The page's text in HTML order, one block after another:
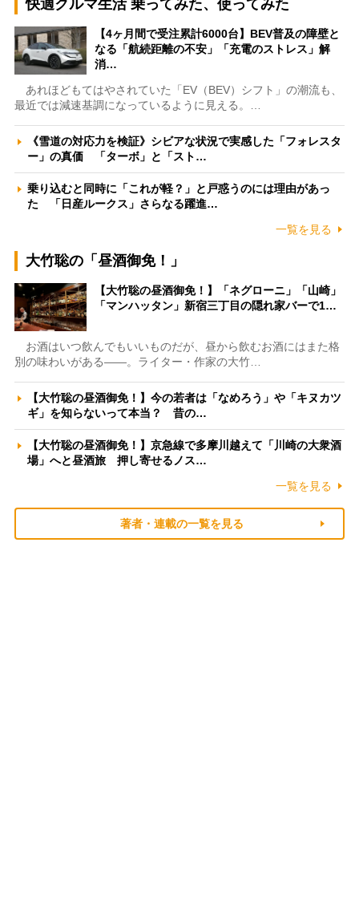
快適クルマ生活 乗ってみた、使ってみた
【4ヶ月間で受注累計6000台】BEV普及の障壁と
なる「航続距離の不安」「充電のストレス」解
消…
あれほどもてはやされていた「EV（BEV）シフト」の潮流も、
最近では減速基調になっているように見える。…
《雪道の対応力を検証》シビアな状況で実感した「フォレスタ
ー」の真価 「ターボ」と「スト…
乗り込むと同時に「これが軽？」と戸惑うのには理由があっ
た 「日産ルークス」さらなる躍進…
一覧を見る
大竹聡の「昼酒御免！」
【大竹聡の昼酒御免！】「ネグローニ」「山崎」
「マンハッタン」新宿三丁目の隠れ家バーで1…
お酒はいつ飲んでもいいものだが、昼から飲むお酒にはまた格
別の味わいがある――。ライター・作家の大竹…
【大竹聡の昼酒御免！】今の若者は「なめろう」や「キヌカツ
ギ」を知らないって本当？ 昔の…
【大竹聡の昼酒御免！】京急線で多摩川越えて「川崎の大衆酒
場」へと昼酒旅 押し寄せるノス…
一覧を見る
著者・連載の一覧を見る